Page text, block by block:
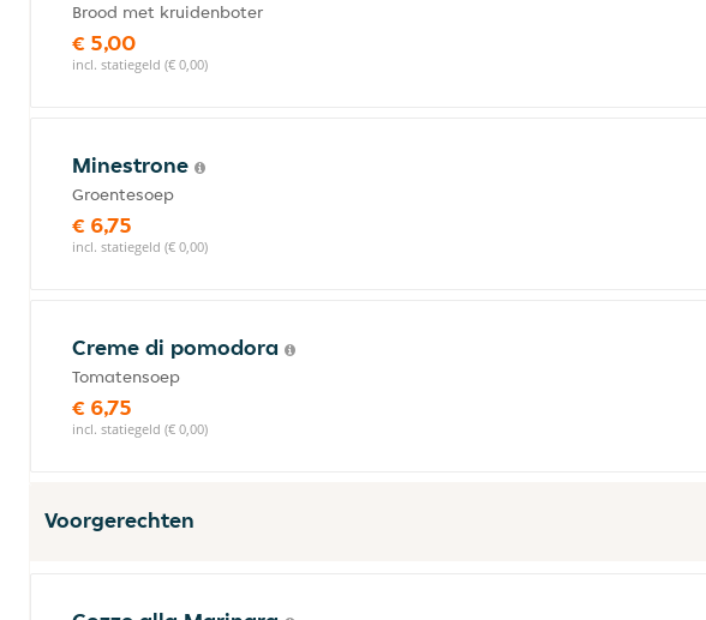
Brood met kruidenboter
€ 5,00
incl. statiegeld (€ 0,00)
Minestrone
Groentesoep
€ 6,75
incl. statiegeld (€ 0,00)
Creme di pomodora
Tomatensoep
€ 6,75
incl. statiegeld (€ 0,00)
Voorgerechten